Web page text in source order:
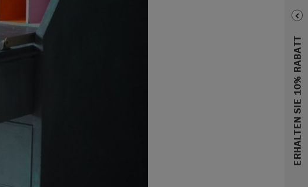
ERHALTEN SIE 10% RABATT